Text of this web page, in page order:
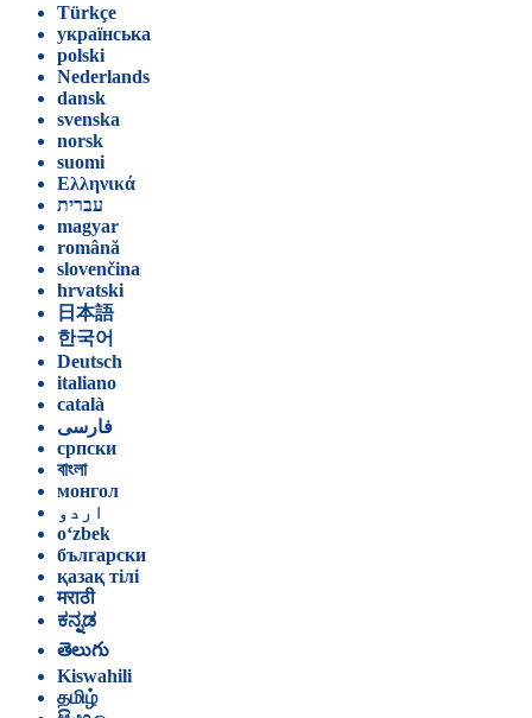
Türkçe
українська
polski
Nederlands
dansk
svenska
norsk
suomi
Ελληνικά
עברית
magyar
română
slovenčina
hrvatski
日本語
한국어
Deutsch
italiano
català
فارسی
српски
বাংলা
монгол
اردو
o‘zbek
български
қазақ тілі
मराठी
ಕನ್ನಡ
తెలుగు
Kiswahili
தமிழ்